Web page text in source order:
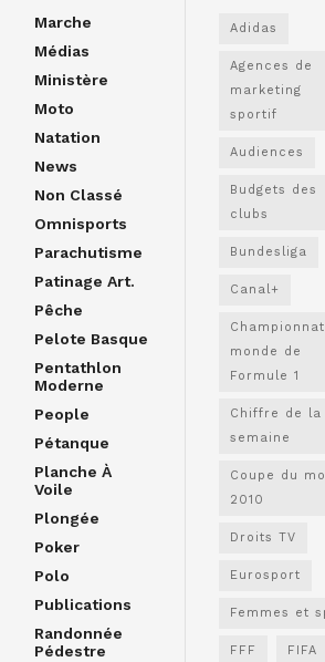
Marche
Médias
Ministère
Moto
Natation
News
Non Classé
Omnisports
Parachutisme
Patinage Art.
Pêche
Pelote Basque
Pentathlon
Moderne
People
Pétanque
Planche À
Voile
Plongée
Poker
Polo
Publications
Randonnée
Pédestre
Adidas
Agences de
marketing
sportif
Audiences
Budgets des
clubs
Bundesliga
Canal+
monde de
Formule 1
Chiffre de la
semaine
Coupe du
2010
Droits TV
Eurosport
Femmes et
FFF FIFA